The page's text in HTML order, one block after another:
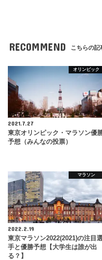
RECOMMEND こちらの記
オリンピック
2021.7.27
東京オリンピック・マラソン優
予想（みんなの投票）
マラソン
2022.2.19
東京マラソン2022(2021)の注目
手と優勝予想【大学生は誰が出
る？】